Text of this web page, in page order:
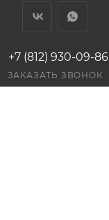
+7 (812) 930-09-86
ЗАКАЗАТЬ ЗВОНОК